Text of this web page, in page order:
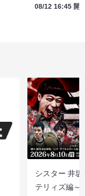
08/12 16:45 開
シスター 井
テリィズ編